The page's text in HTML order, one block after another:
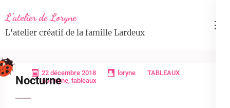
au
contenu
Entrée)
L'atelier de Loryne
L'atelier créatif de la famille Lardeux
22 décembre 2018 loryne
TABLEAUX
nocturne, tableaux
Nocturne